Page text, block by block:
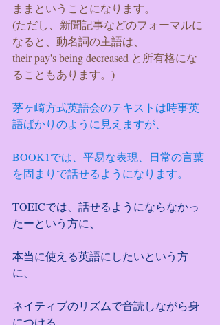
ままということになります。
(ただし、新聞記事などのフォーマルに
なると、動名詞の主語は、
their pay's being decreased と所有格にな
ることもあります。)
茅ヶ崎方式英語会のテキストは時事英
語ばかりのように見えますが、
BOOK1では、平易な表現、日常の言葉
を固まりで話せるようになります。
TOEICでは、話せるようにならなかっ
たーという方に、
本当に使える英語にしたいという方
に、
ネイティブのリズムで音読しながら身